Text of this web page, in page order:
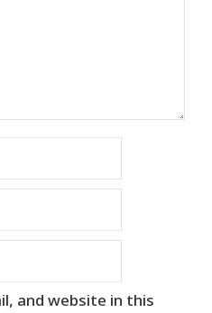
and website in this